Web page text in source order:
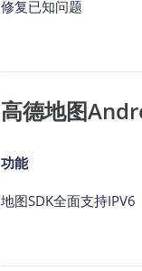
修复已知问题
高德地图
功能
地图SDK全面支持IPV6